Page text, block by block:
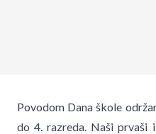
Povodom Dana škole
do 4. razreda. Naši prvaši